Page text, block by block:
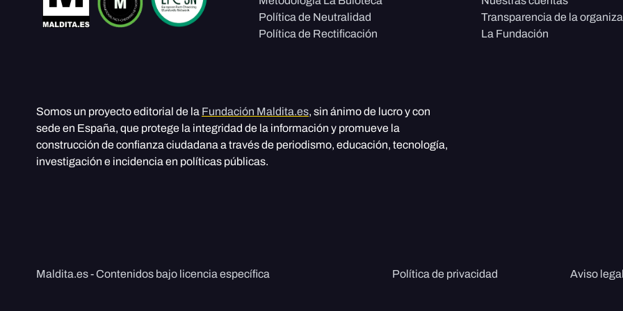
Política de Neutralidad
Política de Rectificación
Transparencia de la
La Fundación
Somos un proyecto editorial de la Fundación Maldita.es, sin ánimo de lucro y con
sede en España, que protege la integridad de la información y promueve la
construcción de confianza ciudadana a través de periodismo, educación, tecnología,
investigación e incidencia en políticas públicas.
Maldita.es - Contenidos bajo licencia específica Política de privacidad Aviso legal